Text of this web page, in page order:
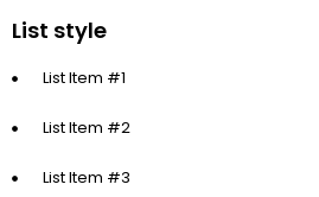
List style
List Item #1
List Item #2
List Item #3